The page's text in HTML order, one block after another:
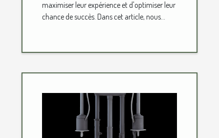
maximiser leur expérience et d'optimiser leur
chance de succès. Dans cet article, nous...